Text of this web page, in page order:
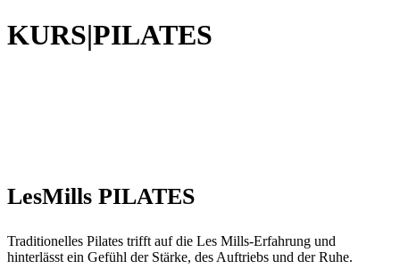
KURS|PILATES
LesMills PILATES
Traditionelles Pilates trifft auf die Les Mills-Erfahrung und
hinterlässt ein Gefühl der Stärke, des Auftriebs und der Ruhe.